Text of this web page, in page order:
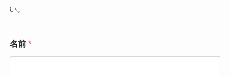
い。
名前 *